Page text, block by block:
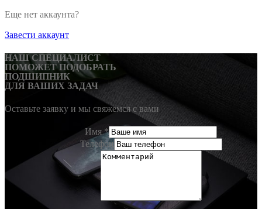
Еще нет аккаунта?
Завести аккаунт
НАШ СПЕЦИАЛИСТ
ПОМОЖЕТ ПОДОБРАТЬ
ПОДШИПНИК
ДЛЯ ВАШИХ ЗАДАЧ
Оставьте заявку и мы свяжемся с вами
Имя*
Телефон